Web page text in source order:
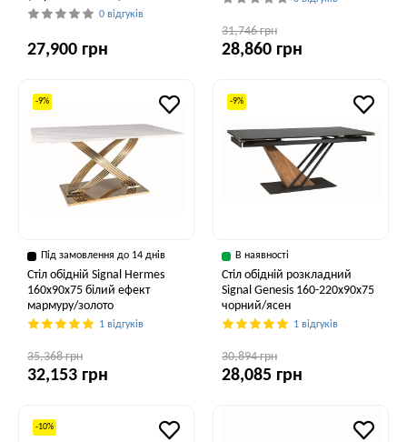
0 відгуків
27,900 грн
31,746 грн
28,860 грн
-9%
Під замовлення до 14 днів
Стіл обідній Signal Hermes
160x90x75 білий ефект
мармуру/золото
1 відгуків
35,368 грн
32,153 грн
-9%
В наявності
Стіл обідній розкладний
Signal Genesis 160-220x90x75
чорний/ясен
1 відгуків
30,894 грн
28,085 грн
-10%